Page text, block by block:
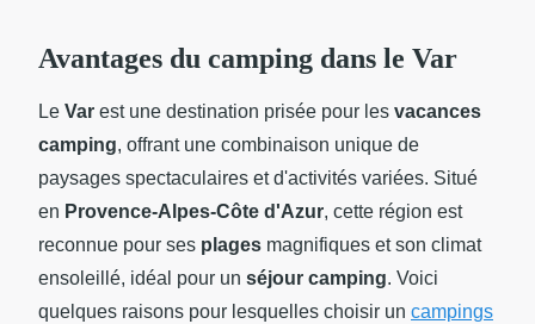
Avantages du camping dans le Var
Le Var est une destination prisée pour les vacances
camping, offrant une combinaison unique de
paysages spectaculaires et d'activités variées. Situé
en Provence-Alpes-Côte d'Azur, cette région est
reconnue pour ses plages magnifiques et son climat
ensoleillé, idéal pour un séjour camping. Voici
quelques raisons pour lesquelles choisir un campings